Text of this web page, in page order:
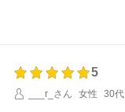
5
___r_さん
女性 30代